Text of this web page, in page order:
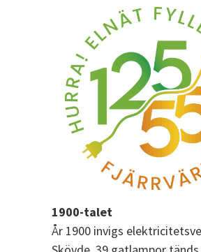
1900-talet
År 1900 invigs